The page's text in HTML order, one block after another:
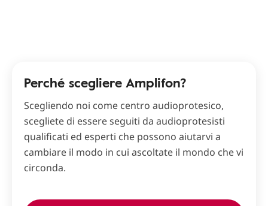
Perché scegliere Amplifon?
Scegliendo noi come centro audioprotesico,
scegliete di essere seguiti da audioprotesisti
qualificati ed esperti che possono aiutarvi a
cambiare il modo in cui ascoltate il mondo che vi
circonda.